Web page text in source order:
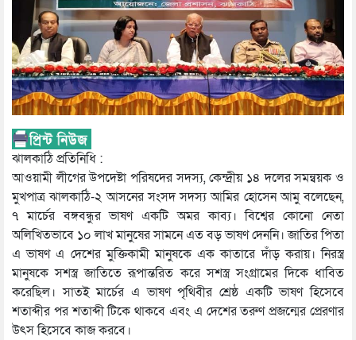
ঝালকাঠি প্রতিনিধি :
আওয়ামী লীগের উপদেষ্টা পরিষদের সদস্য, কেন্দ্রীয় ১৪ দলের সমন্বয়ক ও
মুখপাত্র ঝালকাঠি-২ আসনের সংসদ সদস্য আমির হোসেন আমু বলেছেন,
৭ মার্চের বঙ্গবন্ধুর ভাষণ একটি অমর কাব্য। বিশ্বের কোনো নেতা
অলিখিতভাবে ১০ লাখ মানুষের সামনে এত বড় ভাষণ দেননি। জাতির পিতা
এ ভাষণ এ দেশের মুক্তিকামী মানুষকে এক কাতারে দাঁড় করায়। নিরস্ত্র
মানুষকে সশস্ত্র জাতিতে রূপান্তরিত করে সশস্ত্র সংগ্রামের দিকে ধাবিত
করেছিল। সাতই মার্চের এ ভাষণ পৃথিবীর শ্রেষ্ঠ একটি ভাষণ হিসেবে
শতাব্দীর পর শতাব্দী টিকে থাকবে এবং এ দেশের তরুণ প্রজন্মের প্রেরণার
উৎস হিসেবে কাজ করবে।